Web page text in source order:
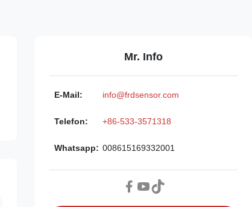
Mr. Info
E-Mail: info@frdsensor.com
Telefon: +86-533-3571318
Whatsapp: 008615169332001